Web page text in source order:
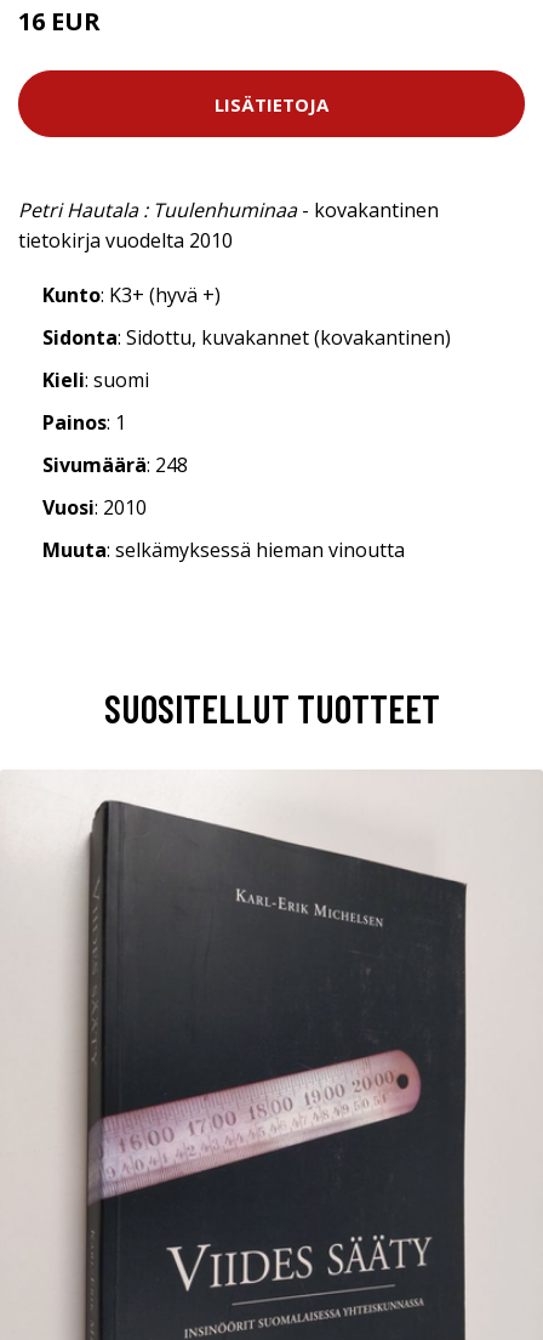
16 EUR
LISÄTIETOJA
Petri Hautala : Tuulenhuminaa- kovakantinen
tietokirja vuodelta 2010
Kunto: K3+ (hyvä +)
Sidonta: Sidottu, kuvakannet (kovakantinen)
Kieli: suomi
Painos: 1
Sivumäärä: 248
Vuosi: 2010
Muuta: selkämyksessä hieman vinoutta
SUOSITELLUT TUOTTEET